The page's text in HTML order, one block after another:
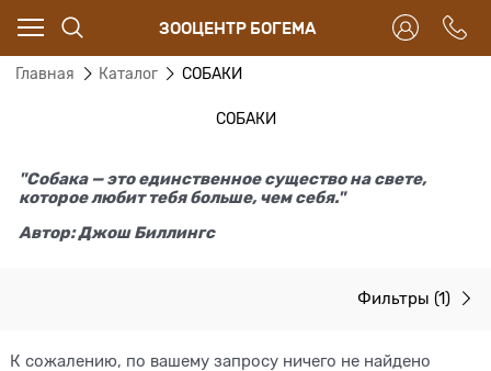
ЗООЦЕНТР БОГЕМА
Главная Каталог СОБАКИ
СОБАКИ
"Собака — это единственное существо на свете,
которое любит тебя больше, чем себя."
Автор: Джош Биллингс
Фильтры (1)
К сожалению, по вашему запросу ничего не найдено